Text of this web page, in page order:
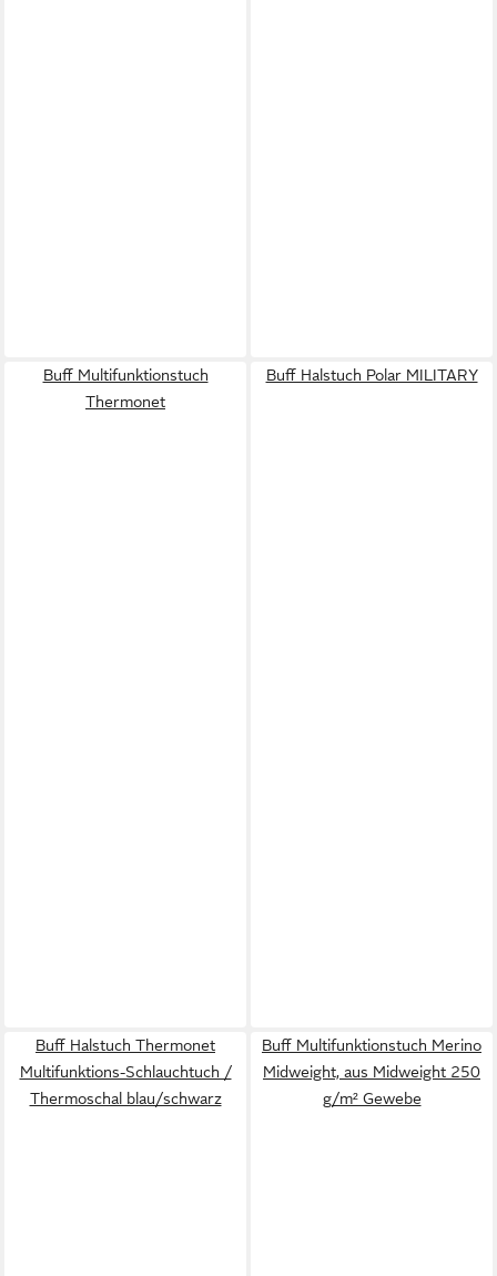
Buff Multifunktionstuch
Thermonet
Buff Halstuch Polar MILITARY
Buff Halstuch Thermonet
Multifunktions-Schlauchtuch /
Thermoschal blau/schwarz
Buff Multifunktionstuch Merino
Midweight, aus Midweight 250
g/m² Gewebe